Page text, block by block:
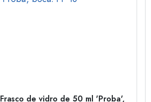
Frasco de vidro de 50 ml 'Proba',